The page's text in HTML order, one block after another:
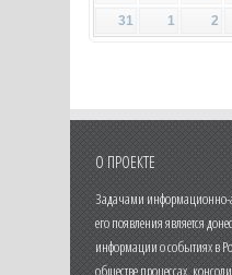
31
1 2
О ПРОЕКТЕ
Задачами информационно-
его появления является
информации о событиях в
обществе процессах,